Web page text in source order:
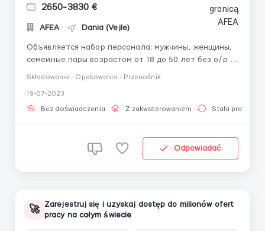
2650-3830 €
AFEA Dania (Vejle)
Объявляется набор персонала: мужчины, женщины,
семейные пары возрастом от 18 до 50 лет без о/р и
знания языка (русскоязычные бригадиры)
аксессуары и бижутерия Michael Kors, Calvin Klein,
Armani Jeans, Tommy Hilfiger. Склады интерне...
Składowanie - Opakowania - Przenośnik
19-07-2023
Bez doświadczenia Z zakwaterowaniem Stała praca
Odpowiadać
🚀
Zarejestruj się i uzyskaj dostęp do milionów ofert
pracy na całym świecie